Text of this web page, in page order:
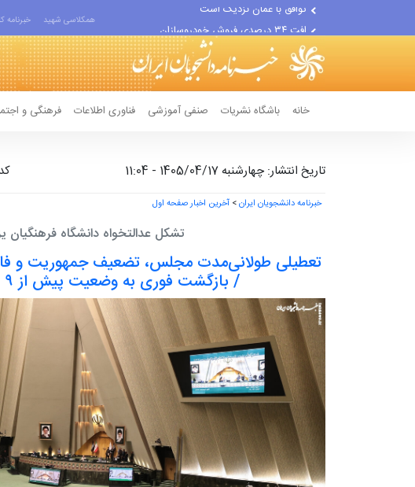
افت ۳۴ درصدی فروش خودروسازان
علل مرگ زنان در ایران
اعتراف رسانه‌های خارجی به...
همکلاسی شهید خبرنامه
خانه باشگاه نشریات صنفی آموزشی فناوری اطلاعات فرهنگی و
تاریخ انتشار: چهارشنبه 1405/04/17 - 11:04 کد
خبرنامه دانشجویان ایران> آخرین اخبار صفحه اول
تشکل عدالتخواه دانشگاه فرهنگیان
تعطیلی طولانی‌مدت مجلس، تضعیف جمهوریت و
/ بازگشت فوری به وضعیت پیش از ۹ اسفند ۱۴۰۴